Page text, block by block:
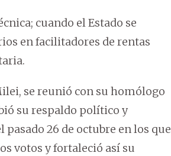
cuando el Estado se
en facilitadores de rentas
se reunió con su homólogo
su respaldo político y
26 de octubre en los que
votos y fortaleció así su